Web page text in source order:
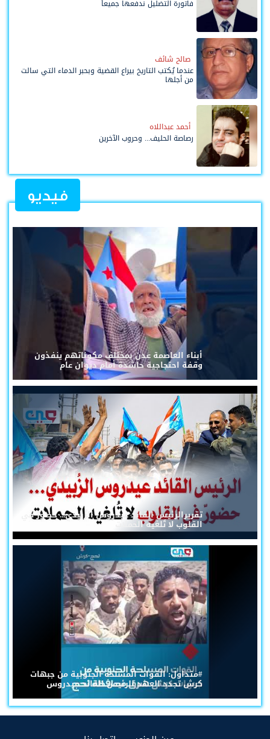
فاتورة التضليل ندفعها جميعاً
صالح شائف
عندما يُكتب التاريخ بيراع القضية وبحبر الدماء التي سالت
من أجلها
أحمد عبداللاه
رصاصة الحليف... وحروب الآخرين
فيديو
أبناء العاصمة عدن بمختلف مكوناتهم ينفذون
وقفة احتجاجية حاشدة أمام ديوان عام
تقريرالرئيس القائد عيدروس الزُبيدي... حضورٌ في
القلوب لا تُلغيه الحملات
#متداول: القوات المسلحة الجنوبية من جبهات
كرش تجدد العهد للرئيس القائد عيدروس